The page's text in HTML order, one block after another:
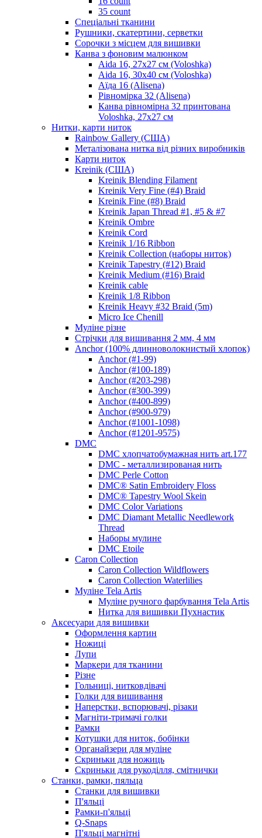
35 count
Спеціальні тканини
Рушники, скатертини, серветки
Сорочки з місцем для вишивки
Канва з фоновим малюнком
Aida 16, 27х27 см (Voloshka)
Aida 16, 30х40 см (Voloshka)
Аїда 16 (Alisena)
Рівномірка 32 (Alisena)
Канва рівномірна 32 принтована
Voloshka, 27х27 см
Нитки, карти ниток
Rainbow Gallery (США)
Металізована нитка від різних виробників
Карти ниток
Kreinik (США)
Kreinik Blending Filament
Kreinik Very Fine (#4) Braid
Kreinik Fine (#8) Braid
Kreinik Japan Thread #1, #5 & #7
Kreinik Ombre
Kreinik Cord
Kreinik 1/16 Ribbon
Kreinik Collection (наборы ниток)
Kreinik Tapestry (#12) Braid
Kreinik Medium (#16) Braid
Kreinik cable
Kreinik 1/8 Ribbon
Kreinik Heavy #32 Braid (5m)
Micro Ice Chenill
Муліне різне
Стрічки для вишивання 2 мм, 4 мм
Anchor (100% длинноволокнистый хлопок)
Anchor (#1-99)
Anchor (#100-189)
Anchor (#203-298)
Anchor (#300-399)
Anchor (#400-899)
Anchor (#900-979)
Anchor (#1001-1098)
Anchor (#1201-9575)
DMC
DMC хлопчатобумажная нить art.177
DMC - металлизированая нить
DMC Perle Cotton
DMC® Satin Embroidery Floss
DMC® Tapestry Wool Skein
DMC Color Variations
DMC Diamant Metallic Needlework
Thread
Наборы мулине
DMC Etoile
Caron Collection
Caron Collection Wildflowers
Caron Collection Waterlilies
Муліне Tela Artis
Муліне ручного фарбування Tela Artis
Нитка для вишивки Пухнастик
Аксесуари для вишивки
Оформлення картин
Ножиці
Лупи
Маркери для тканини
Різне
Гольниці, нитковдівачі
Голки для вишивання
Наперстки, вспорювачі, різаки
Магніти-тримачі голки
Рамки
Котушки для ниток, бобінки
Органайзери для муліне
Скриньки для ножиць
Скриньки для рукоділля, смітнички
Станки, рамки, пяльца
Станки для вишивки
П'яльці
Рамки-п'яльці
Q-Snaps
П'яльці магнітні